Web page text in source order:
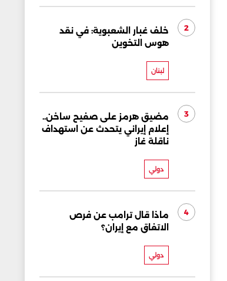
2
خلف غبار الشعبوية: في نقد
هوس التخوين
لبنان
3
مضيق هرمز على صفيح ساخن..
إعلام إيراني يتحدث عن استهداف
ناقلة غاز
دولي
4
ماذا قال ترامب عن فرص
الاتفاق مع إيران؟
دولي